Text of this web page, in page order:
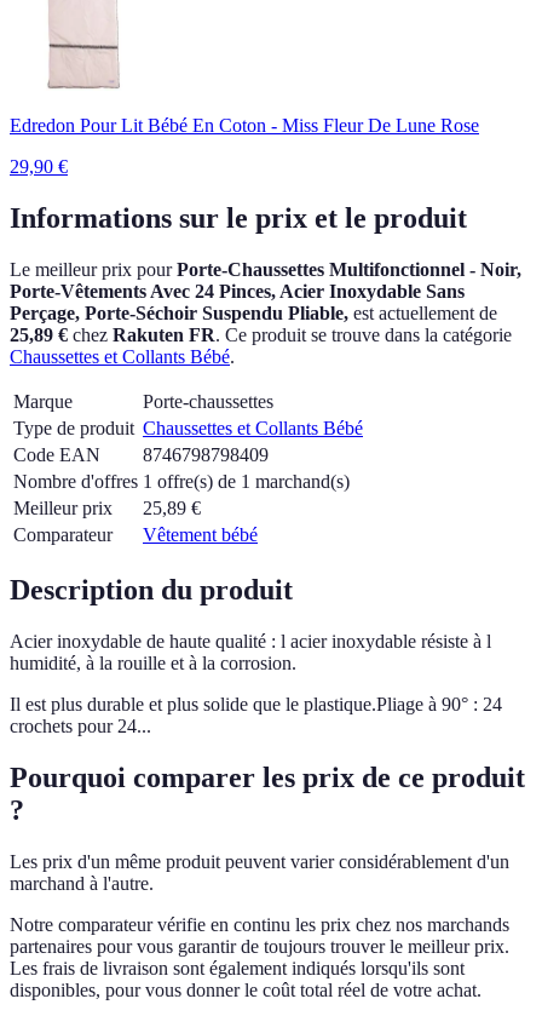
Edredon Pour Lit Bébé En Coton - Miss Fleur De Lune Rose
29,90 €
Informations sur le prix et le produit
Le meilleur prix pourPorte-Chaussettes Multifonctionnel - Noir,
Porte-Vêtements Avec 24 Pinces, Acier Inoxydable Sans
Perçage, Porte-Séchoir Suspendu Pliable, est actuellement de
25,89 € chez Rakuten FR. Ce produit se trouve dans la catégorie
Chaussettes et Collants Bébé.
Marque
Porte-chaussettes
Type de produit Chaussettes et Collants Bébé
Code EAN
8746798798409
Nombre d'offres 1 offre(s) de 1 marchand(s)
Meilleur prix
25,89 €
Comparateur
Vêtement bébé
Description du produit
Acier inoxydable de haute qualité : l acier inoxydable résiste à l
humidité, à la rouille et à la corrosion.
Il est plus durable et plus solide que le plastique.Pliage à 90° : 24
crochets pour 24...
Pourquoi comparer les prix de ce produit
?
Les prix d'un même produit peuvent varier considérablement d'un
marchand à l'autre.
Notre comparateur vérifie en continu les prix chez nos marchands
partenaires pour vous garantir de toujours trouver le meilleur prix.
Les frais de livraison sont également indiqués lorsqu'ils sont
disponibles, pour vous donner le coût total réel de votre achat.